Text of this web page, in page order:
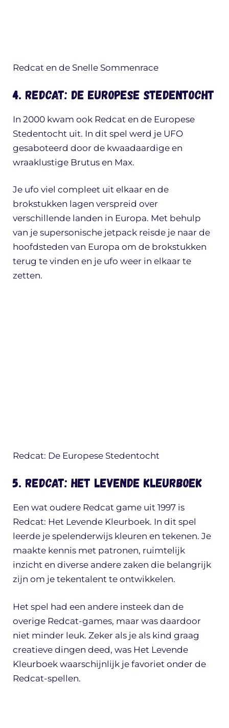
Redcat en de Snelle Sommenrace
4. Redcat: De Europese Stedentocht
In 2000 kwam ook Redcat en de Europese
Stedentocht uit. In dit spel werd je UFO
gesaboteerd door de kwaadaardige en
wraaklustige Brutus en Max.
Je ufo viel compleet uit elkaar en de
brokstukken lagen verspreid over
verschillende landen in Europa. Met behulp
van je supersonische jetpack reisde je naar de
hoofdsteden van Europa om de brokstukken
terug te vinden en je ufo weer in elkaar te
zetten.
Redcat: De Europese Stedentocht
5. Redcat: Het Levende Kleurboek
Een wat oudere Redcat game uit 1997 is
Redcat: Het Levende Kleurboek. In dit spel
leerde je spelenderwijs kleuren en tekenen. Je
maakte kennis met patronen, ruimtelijk
inzicht en diverse andere zaken die belangrijk
zijn om je tekentalent te ontwikkelen.
Het spel had een andere insteek dan de
overige Redcat-games, maar was daardoor
niet minder leuk. Zeker als je als kind graag
creatieve dingen deed, was Het Levende
Kleurboek waarschijnlijk je favoriet onder de
Redcat-spellen.